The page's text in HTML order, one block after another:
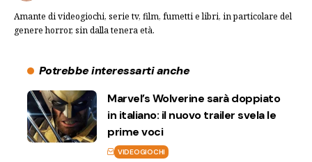
Amante di videogiochi, serie tv, film, fumetti e libri, in particolare del
genere horror, sin dalla tenera età.
Potrebbe interessarti anche
Marvel’s Wolverine sarà doppiato
in italiano: il nuovo trailer svela le
prime voci
VIDEOGIOCHI